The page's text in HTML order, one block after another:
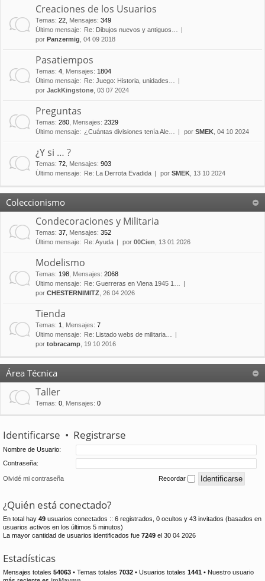
Creaciones de los Usuarios
Temas: 22 Mensajes: 349
Último mensaje:
Re: Dibujos nuevos y antiguos…
por Panzermig , 04 09 2018
Pasatiempos
Temas: 4 Mensajes: 1804
Último mensaje:
Re: Juego: Historia, unidades…
por JackKingstone , 03 07 2024
Preguntas
Temas: 280 Mensajes: 2329
Último mensaje: ¿Cuántas divisiones tenía Ale… por SMEK , 04 10 2024
¿Y si … ?
Temas: 72 Mensajes: 903
Último mensaje:
Re: La Derrota Evadida por SMEK , 13 10 2024
Coleccionismo
Condecoraciones y Militaria
Temas: 37 Mensajes: 352
Último mensaje:
Re: Ayuda por 00Cien , 13 01 2026
Modelismo
Temas: 198 Mensajes: 2068
Último mensaje:
Re: Guerreras en Viena 1945 1…
por CHESTERNIMITZ , 26 04 2026
Tienda
Temas: 1 Mensajes: 7
Último mensaje:
Re: Listado webs de militaria…
por tobracamp , 19 10 2016
Área Técnica
Taller
Temas: 0 Mensajes: 0
Identificarse • Registrarse
Nombre de Usuario:
Contraseña:
Olvidé mi contraseña Recordar
¿Quién está conectado?
En total hay 49 usuarios conectados :: 6 registrados, 0 ocultos y 43 invitados (basados en
usuarios activos en los últimos 5 minutos)
La mayor cantidad de usuarios identificados fue 7249 el 30 04 2026
Estadísticas
Mensajes totales 54063 • Temas totales 7032 • Usuarios totales 1441 • Nuestro usuario